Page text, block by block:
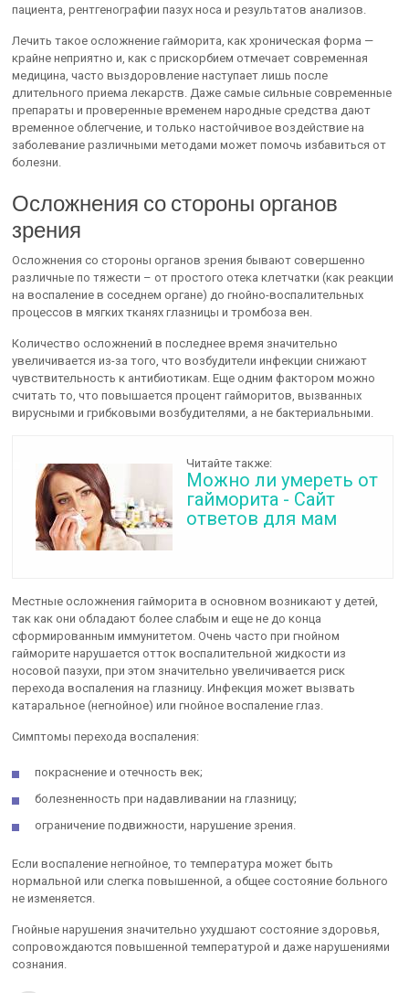
пациента, рентгенографии пазух носа и результатов анализов.
Лечить такое осложнение гайморита, как хроническая форма —
крайне неприятно и, как с прискорбием отмечает современная
медицина, часто выздоровление наступает лишь после
длительного приема лекарств. Даже самые сильные современные
препараты и проверенные временем народные средства дают
временное облегчение, и только настойчивое воздействие на
заболевание различными методами может помочь избавиться от
болезни.
Осложнения со стороны органов
зрения
Осложнения со стороны органов зрения бывают совершенно
различные по тяжести – от простого отека клетчатки (как реакции
на воспаление в соседнем органе) до гнойно-воспалительных
процессов в мягких тканях глазницы и тромбоза вен.
Количество осложнений в последнее время значительно
увеличивается из-за того, что возбудители инфекции снижают
чувствительность к антибиотикам. Еще одним фактором можно
считать то, что повышается процент гайморитов, вызванных
вирусными и грибковыми возбудителями, а не бактериальными.
Читайте также:
Можно ли умереть от
гайморита - Сайт
ответов для мам
Местные осложнения гайморита в основном возникают у детей,
так как они обладают более слабым и еще не до конца
сформированным иммунитетом. Очень часто при гнойном
гайморите нарушается отток воспалительной жидкости из
носовой пазухи, при этом значительно увеличивается риск
перехода воспаления на глазницу. Инфекция может вызвать
катаральное (негнойное) или гнойное воспаление глаз.
Симптомы перехода воспаления:
покраснение и отечность век;
болезненность при надавливании на глазницу;
ограничение подвижности, нарушение зрения.
Если воспаление негнойное, то температура может быть
нормальной или слегка повышенной, а общее состояние больного
не изменяется.
Гнойные нарушения значительно ухудшают состояние здоровья,
сопровождаются повышенной температурой и даже нарушениями
сознания.